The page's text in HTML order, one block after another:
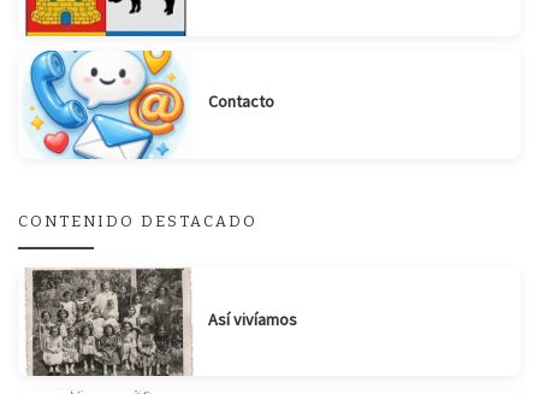
Contacto
CONTENIDO DESTACADO
Así vivíamos